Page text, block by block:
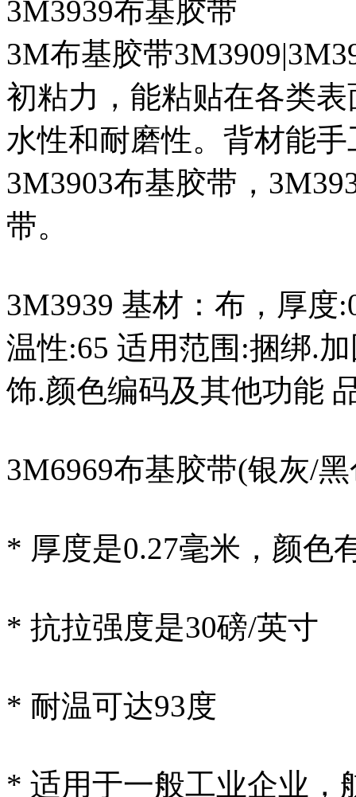
3M3939布基胶带
3M布基胶带
初粘力，能粘贴在各类
水性和耐磨性。背材能
3M3903布基胶带，
带。
3M3939 基材：布，厚度
温性:65 适用范围:捆绑.
饰.颜色编码及其他功能
3M6969布基胶带(
* 厚度是0.27毫米，
* 抗拉强度是
* 耐温可达
* 适用于一般工业企业，